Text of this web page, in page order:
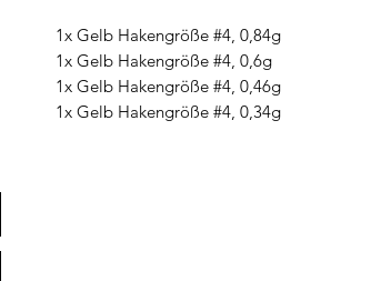
1x Gelb Hakengröße #4, 0,84g
1x Gelb Hakengröße #4, 0,6g
1x Gelb Hakengröße #4, 0,46g
1x Gelb Hakengröße #4, 0,34g